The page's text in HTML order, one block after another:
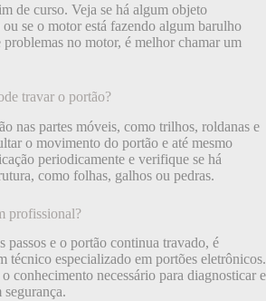
de curso. Veja se há algum objeto
se o motor está fazendo algum barulho
problemas no motor, é melhor chamar um
travar o portão?
nas partes móveis, como trilhos, roldanas e
o movimento do portão e até mesmo
periodicamente e verifique se há
como folhas, galhos ou pedras.
profissional?
passos e o portão continua travado, é
técnico especializado em portões eletrônicos.
conhecimento necessário para diagnosticar e